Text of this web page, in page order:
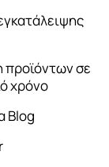
προϊόντων σε
χρόνο
Blog